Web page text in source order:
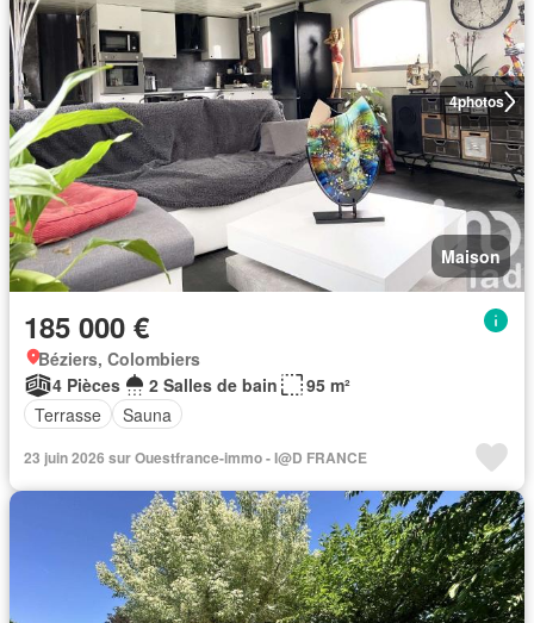
4photos
Maison
185 000 €
Béziers, Colombiers
4 Pièces
2 Salles de bain
95 m²
Terrasse
Sauna
23 juin 2026 sur Ouestfrance-immo - I@D FRANCE